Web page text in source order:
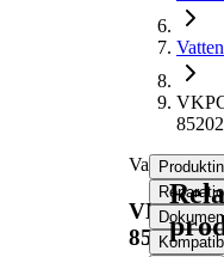
85202
Vattenpump
VKPC
85202